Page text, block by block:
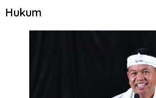
Hukum